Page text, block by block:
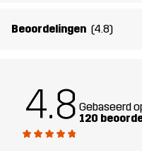
Gewicht
Duurzaamheid
Beoordelingen (4.8)
4.8 Gebaseerd
120